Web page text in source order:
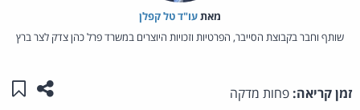
מאת‏עו"ד טל קפלן
שותף וחבר בקבוצת הסייבר, הפרטיות וזכויות היוצרים במשרד פרל כהן צדק לצר ברץ
זמן קריאה: פחות מדקה שתפו